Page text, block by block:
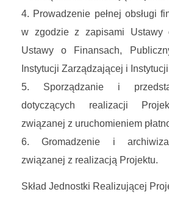
Prowadzenie pełnej obsługi
w zgodzie z zapisami Ustawy
Ustawy o Finansach,
Instytucji Zarządzającej i
Sporządzanie i
dotyczących realizacji
związanej z uruchomieniem
Gromadzenie i
związanej z realizacją Projektu.
Skład Jednostki Realizującej